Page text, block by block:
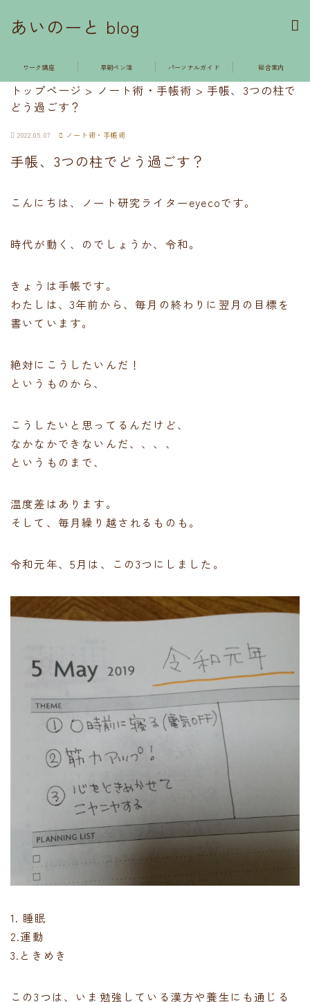
あいのーと blog
ワーク講座 早朝ペン活 パーソナルガイド 総合案内
トップページ > ノート術・手帳術 >手帳、3つの柱で
どう過ごす？
2022.05.07 ノート術・手帳術
手帳、3つの柱でどう過ごす？
こんにちは、ノート研究ライターeyecoです。
時代が動く、のでしょうか、令和。
きょうは手帳です。
わたしは、3年前から、毎月の終わりに翌月の目標を
書いています。
絶対にこうしたいんだ！
というものから、
こうしたいと思ってるんだけど、
なかなかできないんだ、、、、
というものまで、
温度差はあります。
そして、毎月繰り越されるものも。
令和元年、5月は、この3つにしました。
1. 睡眠
2.運動
3.ときめき
この3つは、いま勉強している漢方や養生にも通じる